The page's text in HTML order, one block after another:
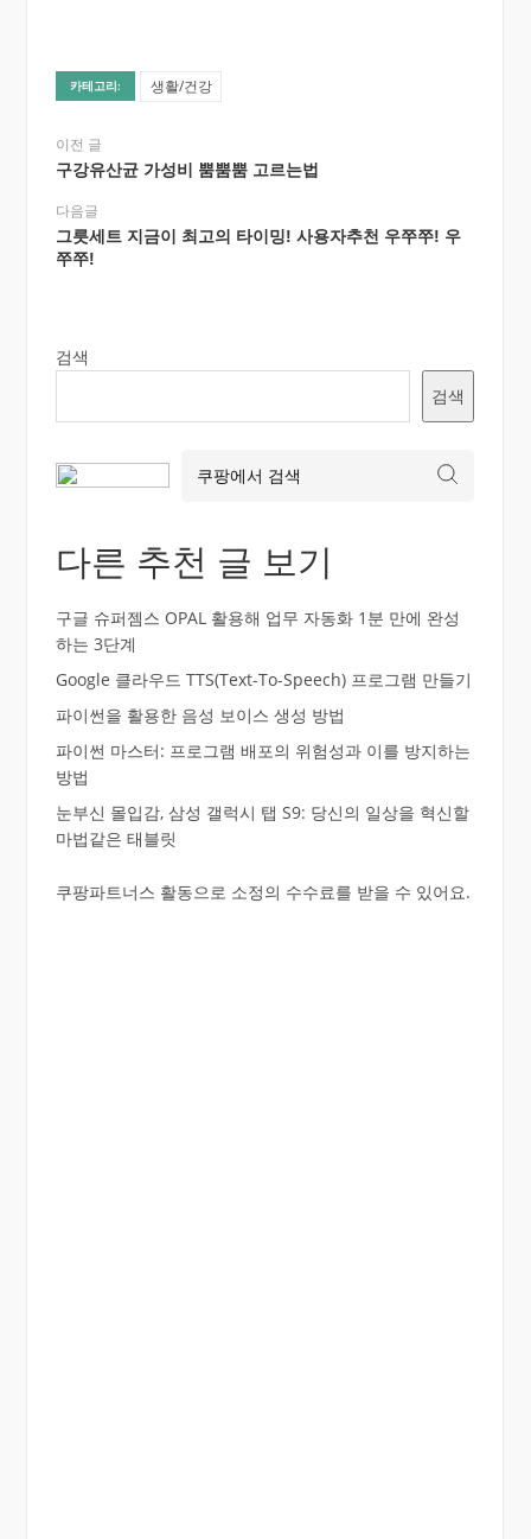
카테고리: 생활/건강
이전 글
구강유산균 가성비 뿜뿜뿜 고르는법
다음글
그릇세트 지금이 최고의 타이밍! 사용자추천 우쭈쭈! 우
쭈쭈!
검색
검색
다른 추천 글 보기
구글 슈퍼젬스 OPAL 활용해 업무 자동화 1분 만에 완성
하는 3단계
Google 클라우드 TTS(Text-To-Speech) 프로그램 만들기
파이썬을 활용한 음성 보이스 생성 방법
파이썬 마스터: 프로그램 배포의 위험성과 이를 방지하는
방법
눈부신 몰입감, 삼성 갤럭시 탭 S9: 당신의 일상을 혁신할
마법같은 태블릿
쿠팡파트너스 활동으로 소정의 수수료를 받을 수 있어요.